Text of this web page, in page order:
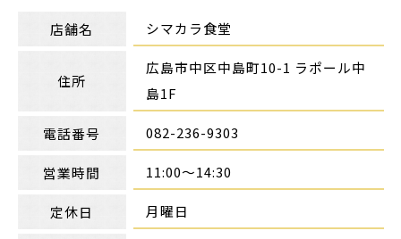
店舗名 シマカラ食堂
住所
広島市中区中島町10-1 ラポール中
島1F
電話番号 082-236-9303
営業時間 11:00～14:30
定休日 月曜日